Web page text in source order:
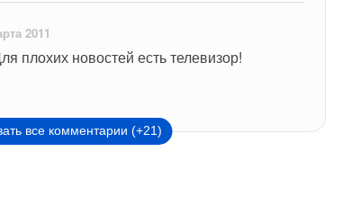
2011
плохих новостей есть телевизор!
все комментарии (+21)